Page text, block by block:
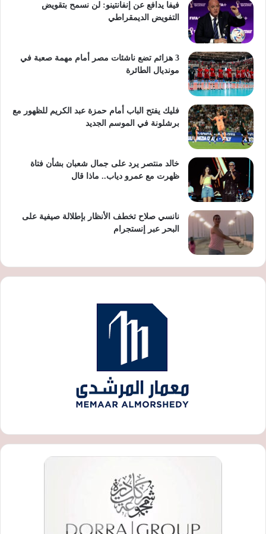
فيفا يدافع عن إنفانتينو: لن نسمح بتقويض
التفويض الديمقراطي
3 هزائم تضع ناشئات مصر أمام مهمة صعبة في
مونديال الطائرة
فليك يفتح الباب أمام حمزة عبد الكريم للظهور مع
برشلونة في الموسم الجديد
خالد منتصر يرد على جمال شعبان بشأن فتاة
ظهرت مع عمرو دياب.. ماذا قال
نانسي صلاح تخطف الأنظار بإطلالة صيفية على
البحر عبر إنستجرام